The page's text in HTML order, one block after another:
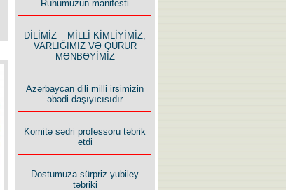
Bu yolda mən varam!
İlham İsmayıl yazır:
Ruhumuzun manifesti
DİLİMİZ – MİLLİ KİMLİYİMİZ,
VARLIĞIMIZ VƏ QÜRUR
MƏNBƏYİMİZ
Azərbaycan dili milli irsimizin
əbədi daşıyıcısıdır
Komitə sədri professoru təbrik
etdi
Dostumuza sürpriz yubiley
təbriki